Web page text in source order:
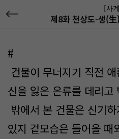
[사
제8화 천상도-생(
#
건물이 무너지기 직전
신을 잃은 은류를 데리고
밖에서 본 건물은 신기
있지 겉모습은 들어올 때